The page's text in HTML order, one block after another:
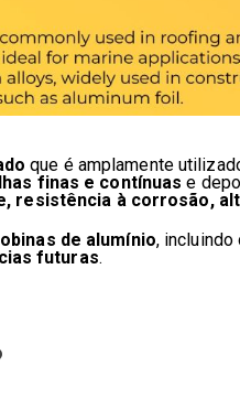
que é amplamente
finas e contínuas e
resistência à corrosão,
de alumínio, incluindo
futuras.